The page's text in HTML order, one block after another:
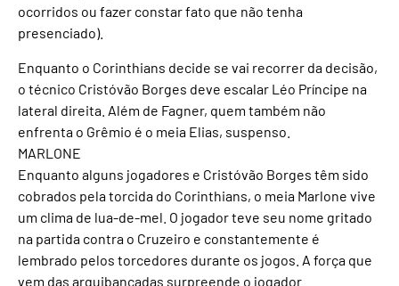
ocorridos ou fazer constar fato que não tenha
presenciado).
Enquanto o Corinthians decide se vai recorrer da decisão,
o técnico Cristóvão Borges deve escalar Léo Príncipe na
lateral direita. Além de Fagner, quem também não
enfrenta o Grêmio é o meia Elias, suspenso.
MARLONE
Enquanto alguns jogadores e Cristóvão Borges têm sido
cobrados pela torcida do Corinthians, o meia Marlone vive
um clima de lua-de-mel. O jogador teve seu nome gritado
na partida contra o Cruzeiro e constantemente é
lembrado pelos torcedores durante os jogos. A força que
vem das arquibancadas surpreende o jogador.